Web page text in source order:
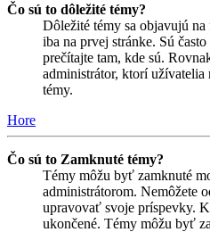
Čo sú to dôležité témy?
Dôležité témy sa objavujú
iba na prvej stránke. Sú
prečítajte tam, kde sú.
administrátor, ktorí
témy.
Hore
Čo sú to Zamknuté témy?
Témy môžu byť zamknuté
administrátorom. Nemôžete
upravovať svoje príspevky.
ukončené. Témy môžu byť